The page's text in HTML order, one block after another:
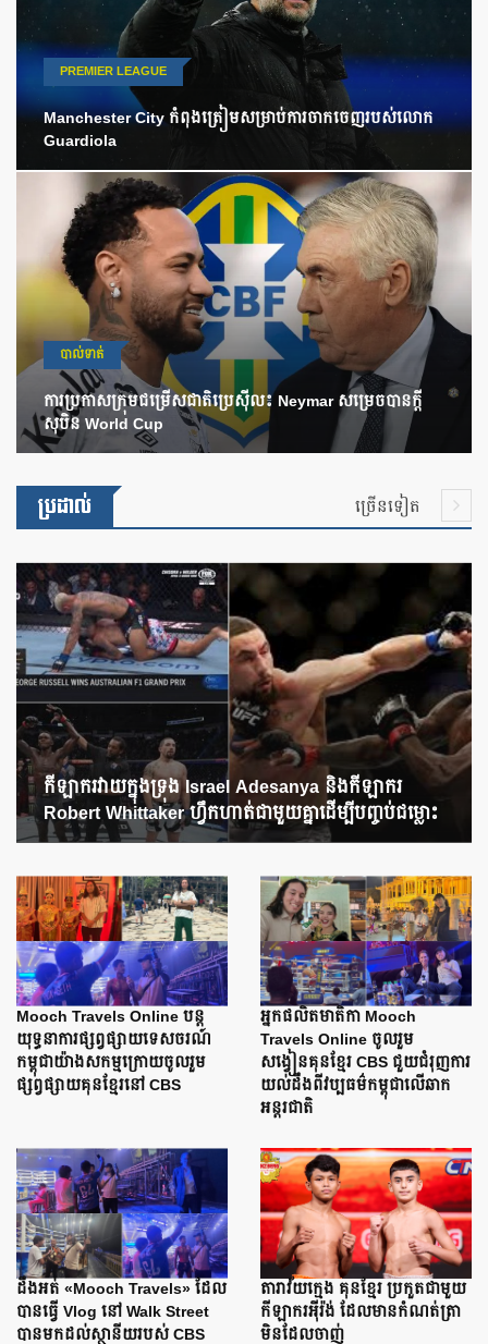
PREMIER LEAGUE
Manchester City កំពុងត្រៀមសម្រាប់ការចាកចេញរបស់លោក
Guardiola
បាល់ទាត់
ការប្រកាសក្រុមជម្រើសជាតិប្រេស៊ីល៖ Neymar សម្រេចបានក្តី
សុបិន World Cup
ប្រដាល់ ច្រើនទៀត
កីឡាករវាយក្នុងទ្រុង Israel Adesanya និងកីឡាករ
Robert Whittaker ហ្វឹកហាត់ជាមួយគ្នាដើម្បីបញ្ចប់ជម្លោះ
Mooch Travels Online បន្ត
យុទ្ធនាការផ្សព្វផ្សាយទេសចរណ៍
កម្ពុជាយ៉ាងសកម្មក្រោយចូលរួម
ផ្សព្វផ្សាយគុនខ្មែរនៅ CBS
អ្នកផលិតមាតិកា Mooch
Travels Online ចូលរួម
សង្វៀនគុនខ្មែរ CBS ជួយជំរុញការ
យល់ដឹងពីវប្បធម៌កម្ពុជាលើឆាក
អន្តរជាតិ
ដឹងអត់ «Mooch Travels» ដែល
បានធ្វើ Vlog នៅ Walk Street
បានមកដល់ស្ថានីយរបស់ CBS
តារាវ័យក្មេង គុនខ្មែរ ប្រកួតជាមួយ
កីឡាករអ៊ីរ៉ង់ ដែលមានកំណត់ត្រា
មិនដែលចាញ់